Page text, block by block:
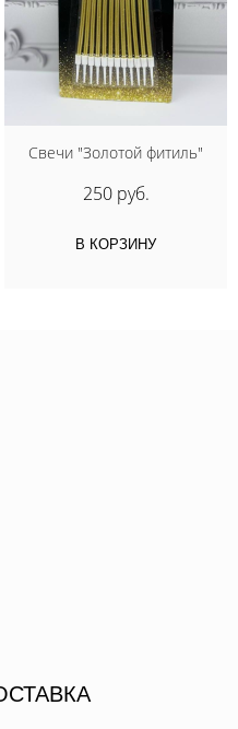
Свечи "Золотой фитиль"
250 руб.
В КОРЗИНУ